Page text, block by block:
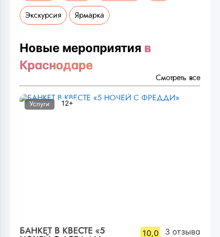
Экскурсия Ярмарка
Новые мероприятия в
Краснодаре
Смотреть все
БАНКЕТ В КВЕСТЕ «5
10,0 3 отзыва
Услуги 12+